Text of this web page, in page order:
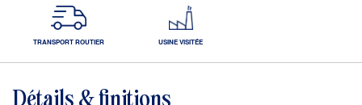
TRANSPORT ROUTIER USINE VISITÉE
Détails & finitions